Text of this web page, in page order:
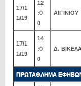
17/1
1/19
12
:0
0
ΑΙΓΙΝΙΟΥ
17/1
1/19
14
:0
0
Δ.
ΠΡΩΤΑΘΛΗΜΑ ΕΦΗΒΩΝ